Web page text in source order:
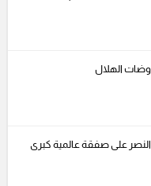
الهلال
النصر على صفقة عالمية كبرى